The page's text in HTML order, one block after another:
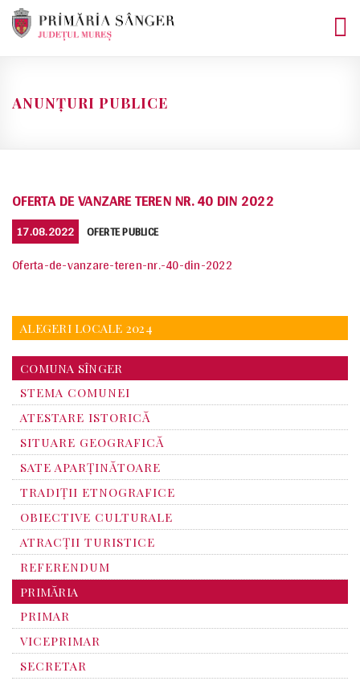
Skip
ANUNȚURI PUBLICE
OFERTA DE VANZARE TEREN NR. 40 DIN 2022
POSTED
ON
17.08.2022 CATEGORIES
OFERTE PUBLICE
Oferta-de-vanzare-teren-nr.-40-din-2022
ALEGERI LOCALE 2024
COMUNA SÎNGER
STEMA COMUNEI
ATESTARE ISTORICĂ
SITUARE GEOGRAFICĂ
SATE APARȚINĂTOARE
TRADIȚII ETNOGRAFICE
OBIECTIVE CULTURALE
ATRACȚII TURISTICE
REFERENDUM
PRIMĂRIA
PRIMAR
VICEPRIMAR
SECRETAR